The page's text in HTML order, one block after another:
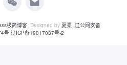
极简博客. Designed by 夏柔. 辽公网安备
号 辽ICP备19017037号-2